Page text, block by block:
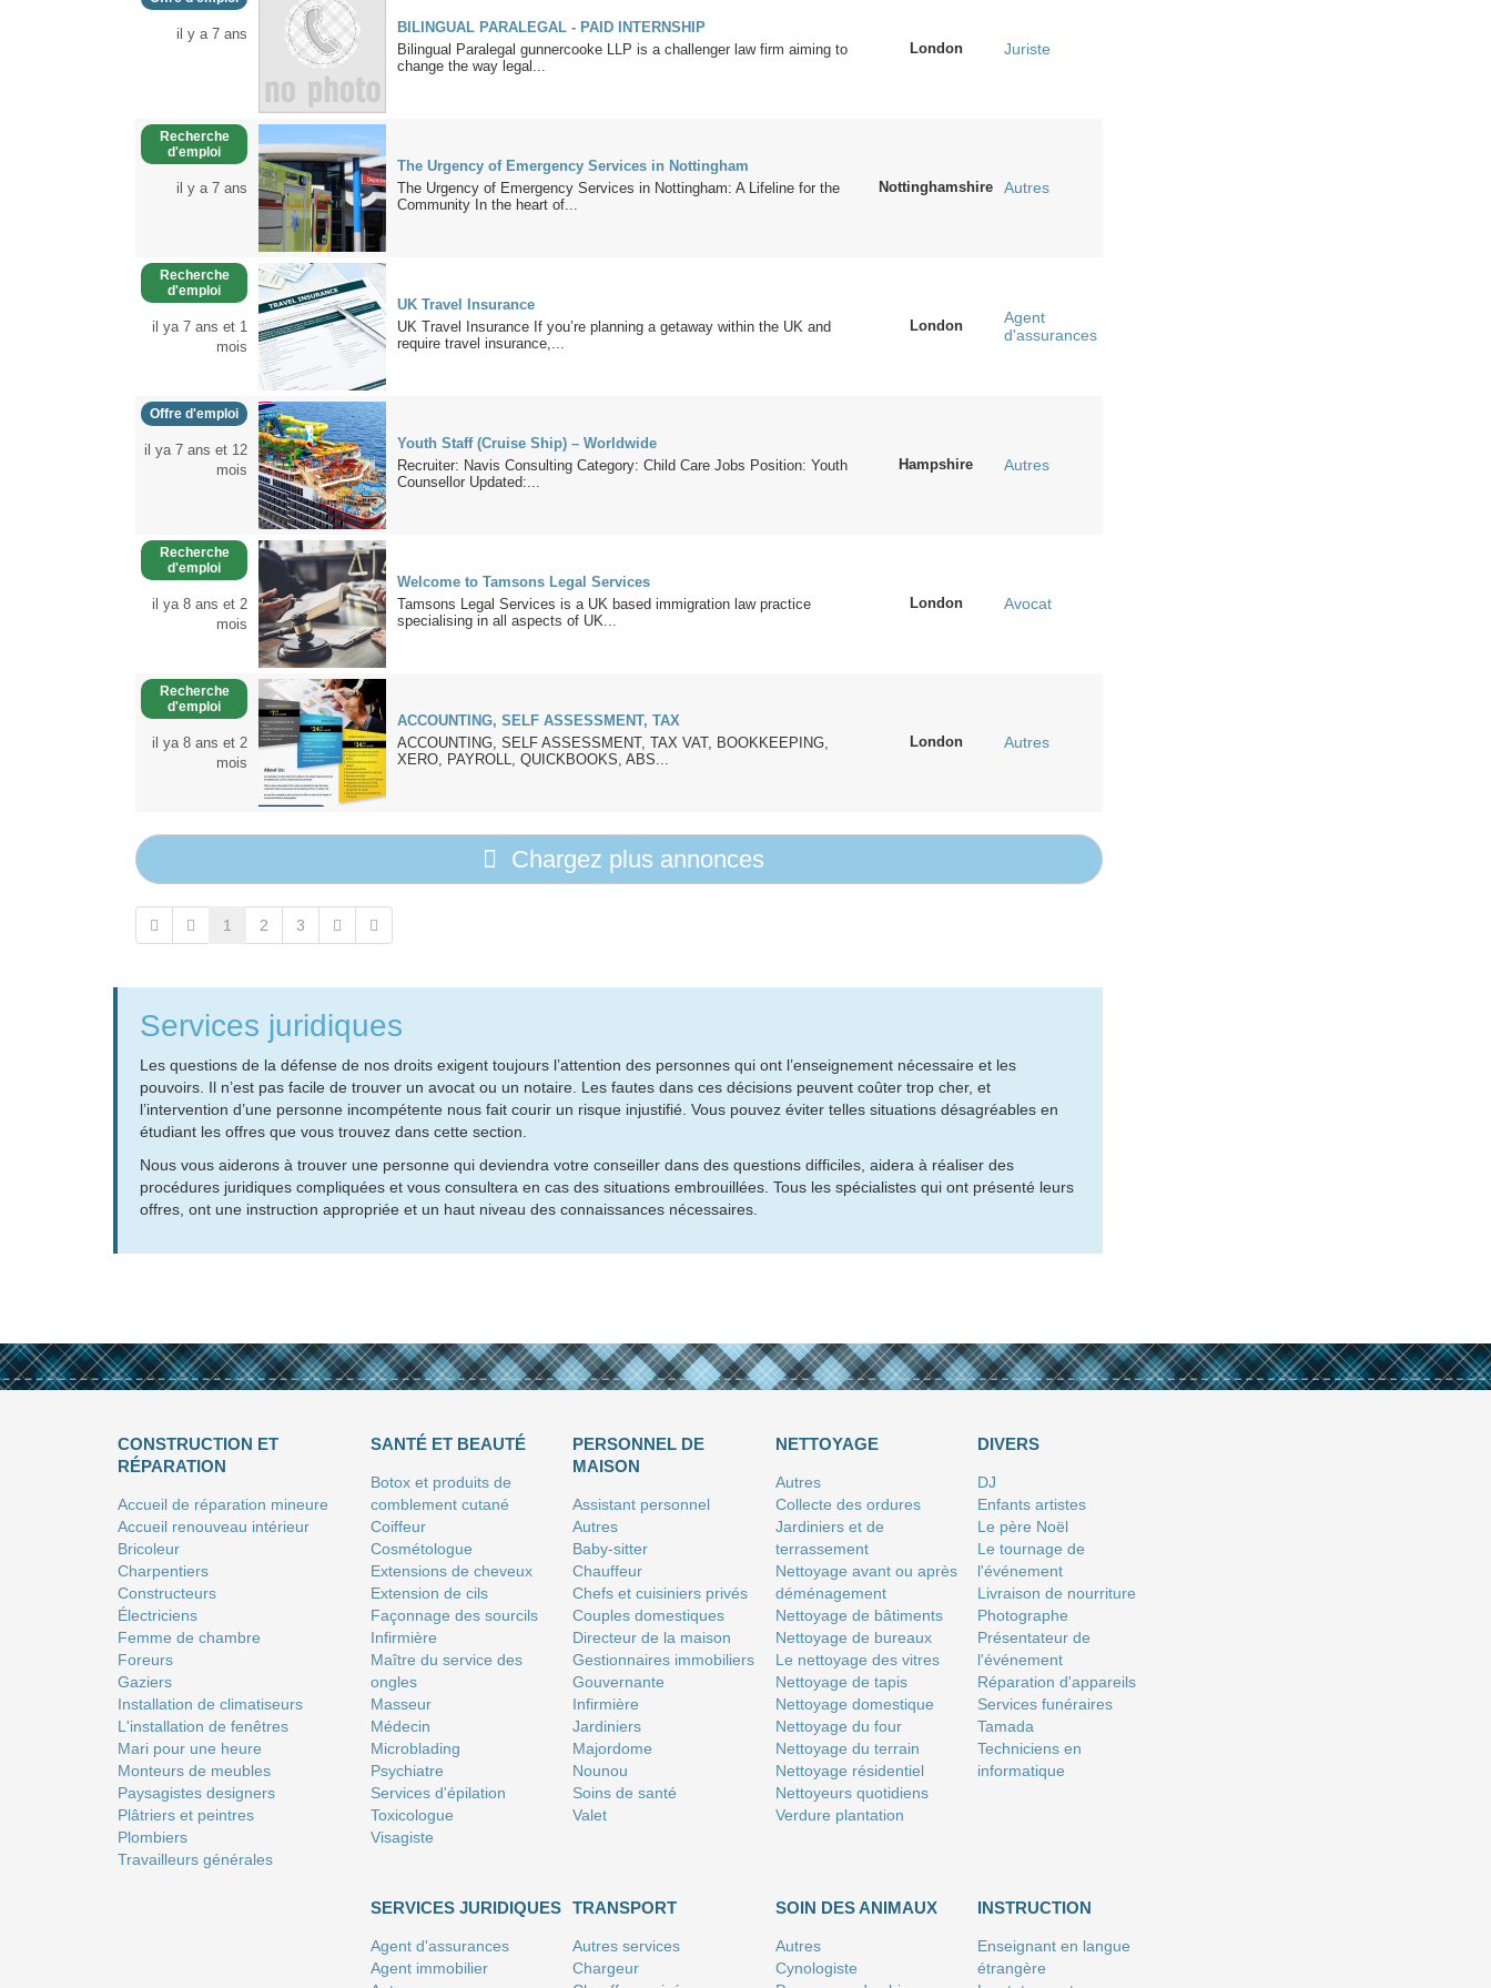
il y a 7 ans
BILINGUAL PARALEGAL - PAID INTERNSHIP
Bilingual Paralegal gunnercooke LLP is a challenger law firm aiming to
change the way legal...
London Juriste
Recherche
d'emploi
il y a 7 ans
The Urgency of Emergency Services in Nottingham
The Urgency of Emergency Services in Nottingham: A Lifeline for the
Community In the heart of...
Nottinghamshire Autres
Recherche
d'emploi
il ya 7 ans et 1
mois
UK Travel Insurance
UK Travel Insurance If you’re planning a getaway within the UK and
require travel insurance,...
London
Agent
d'assurances
Offre d'emploi
il ya 7 ans et 12
mois
Youth Staff (Cruise Ship) – Worldwide
Recruiter: Navis Consulting Category: Child Care Jobs Position: Youth
Counsellor Updated:...
Hampshire Autres
Recherche
d'emploi
il ya 8 ans et 2
mois
Welcome to Tamsons Legal Services
Tamsons Legal Services is a UK based immigration law practice
specialising in all aspects of UK...
London Avocat
Recherche
d'emploi
il ya 8 ans et 2
mois
ACCOUNTING, SELF ASSESSMENT, TAX
ACCOUNTING, SELF ASSESSMENT, TAX VAT, BOOKKEEPING,
XERO, PAYROLL, QUICKBOOKS, ABS...
London Autres
Chargez plus annonces
1 2 3
Services juridiques
Les questions de la défense de nos droits exigent toujours l’attention des personnes qui ont l’enseignement nécessaire et les
pouvoirs. Il n’est pas facile de trouver un avocat ou un notaire. Les fautes dans ces décisions peuvent coûter trop cher, et
l’intervention d’une personne incompétente nous fait courir un risque injustifié. Vous pouvez éviter telles situations désagréables en
étudiant les offres que vous trouvez dans cette section.
Nous vous aiderons à trouver une personne qui deviendra votre conseiller dans des questions difficiles, aidera à réaliser des
procédures juridiques compliquées et vous consultera en cas des situations embrouillées. Tous les spécialistes qui ont présenté leurs
offres, ont une instruction appropriée et un haut niveau des connaissances nécessaires.
CONSTRUCTION ET
RÉPARATION
Accueil de réparation mineure
Accueil renouveau intérieur
Bricoleur
Charpentiers
Constructeurs
Électriciens
Femme de chambre
Foreurs
Gaziers
Installation de climatiseurs
L'installation de fenêtres
Mari pour une heure
Monteurs de meubles
Paysagistes designers
Plâtriers et peintres
Plombiers
Travailleurs générales
SANTÉ ET BEAUTÉ
Botox et produits de
comblement cutané
Coiffeur
Сosmétologue
Extensions de cheveux
Extension de cils
Façonnage des sourcils
Infirmière
Maître du service des
ongles
Masseur
Médecin
Microblading
Psychiatre
Services d'épilation
Toxicologue
Visagiste
PERSONNEL DE
MAISON
Assistant personnel
Autres
Baby-sitter
Chauffeur
Chefs et cuisiniers privés
Couples domestiques
Directeur de la maison
Gestionnaires immobiliers
Gouvernante
Infirmière
Jardiniers
Majordome
Nounou
Soins de santé
Valet
NETTOYAGE
Autres
Collecte des ordures
Jardiniers et de
terrassement
Nettoyage avant ou après
déménagement
Nettoyage de bâtiments
Nettoyage de bureaux
Le nettoyage des vitres
Nettoyage de tapis
Nettoyage domestique
Nettoyage du four
Nettoyage du terrain
Nettoyage résidentiel
Nettoyeurs quotidiens
Verdure plantation
DIVERS
DJ
Enfants artistes
Le père Noël
Le tournage de
l'événement
Livraison de nourriture
Photographe
Présentateur de
l'événement
Réparation d'appareils
Services funéraires
Tamada
Techniciens en
informatique
SERVICES JURIDIQUES
Agent d'assurances
Agent immobilier
TRANSPORT
Autres services
Chargeur
SOIN DES ANIMAUX
Autres
Cynologiste
INSTRUCTION
Enseignant en langue
étrangère